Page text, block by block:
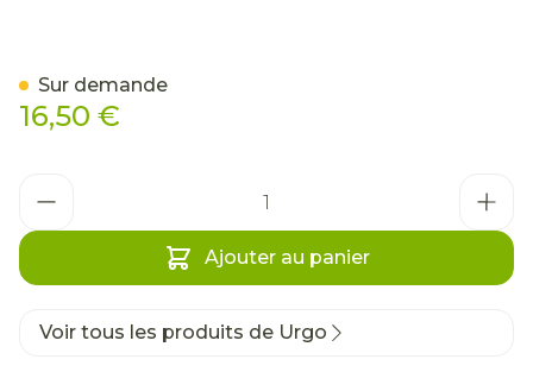
16,50 €
Ajouter au panier
Sur demande
Voir tous les produits de Urgo